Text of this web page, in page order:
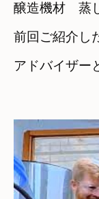
醸造機材　蒸
前回ご紹介し
アドバイザー